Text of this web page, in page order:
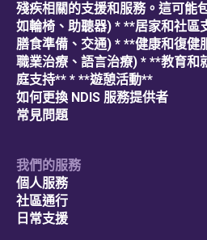
殘疾相關的支援和服務。這可能
如輪椅、助聽器) * **居家和社區
膳食準備、交通) * **健康和復健
職業治療、語言治療) * **教育和
庭支持** * **遊憩活動**
如何更換 NDIS 服務提供者
常見問題
我們的服務
個人服務
社區通行
日常支援